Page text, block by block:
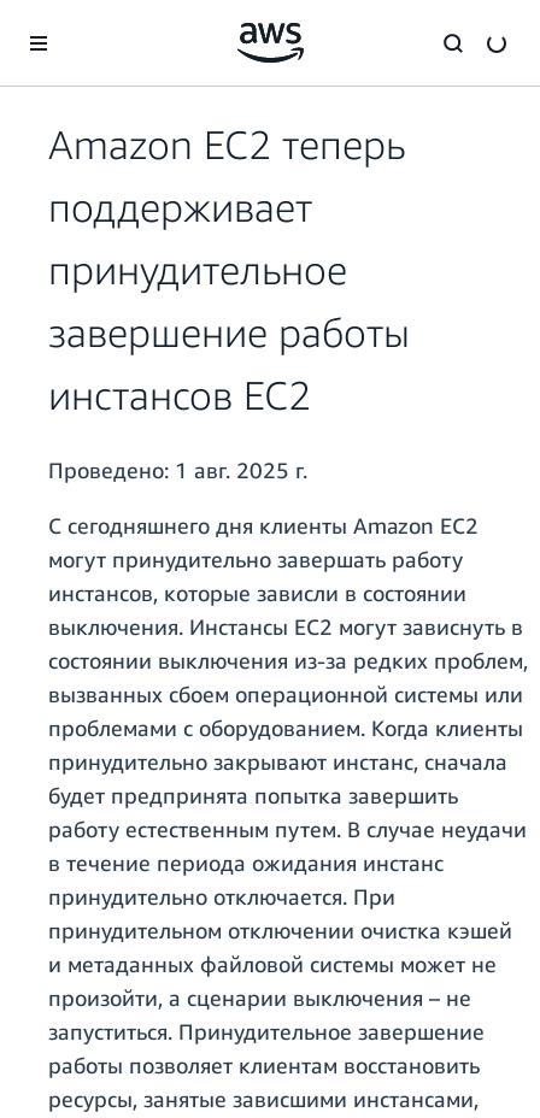
Перейти к главному контенту
Amazon EC2 теперь
поддерживает
принудительное
завершение работы
инстансов EC2
Проведено: 1 авг. 2025 г.
С сегодняшнего дня клиенты Amazon EC2
могут принудительно завершать работу
инстансов, которые зависли в состоянии
выключения. Инстансы EC2 могут зависнуть в
состоянии выключения из-за редких проблем,
вызванных сбоем операционной системы или
проблемами с оборудованием. Когда клиенты
принудительно закрывают инстанс, сначала
будет предпринята попытка завершить
работу естественным путем. В случае неудачи
в течение периода ожидания инстанс
принудительно отключается. При
принудительном отключении очистка кэшей
и метаданных файловой системы может не
произойти, а сценарии выключения – не
запуститься. Принудительное завершение
работы позволяет клиентам восстановить
ресурсы, занятые зависшими инстансами,